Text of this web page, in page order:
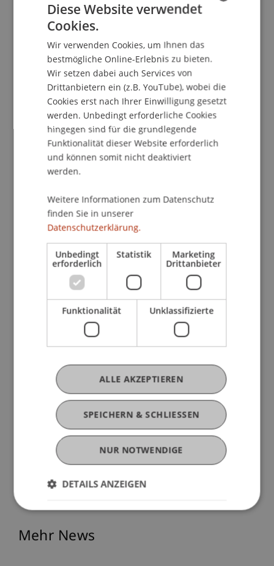
Die Ergebnisse wurden Anfang Juli 2025 im
Gemeindesaal Ruggell öffentlich vorgestellt. An
der Präsentation nahmen Vertreterinnen und
Vertreter der Verwaltung, des Gemeinderats
sowie zahlreiche interessierte Einwohnerinnen
und Einwohner teil. Der Abend bot Raum für
Diskussionen, Rückfragen und Rückmeldungen –
und wurde von allen Seiten positiv als
konstruktiver Austausch gewertet.
Gemeindevorsteher Christian Öhri würdigte die
intensive Auseinandersetzung mit der lokalen
Situation und das hohe Engagement der
Studierenden. Die vorgestellten Ansätze werden
nun von der Gemeinde weiter geprüft und
können mögliche Anknüpfungspunkte für
zukünftige Planungsprozesse bieten.
Das Projekt ist Teil des Wissens- und
Technologietransfers (WTT) an der Universität
Studierende durch forschungsbasierte Lehre
einen aktiven Beitrag zur regionalen
Raumentwicklung leisten können – und wie
Gemeinden von der Zusammenarbeit mit der
Universität profitieren.
Mehr News
Diese Website verwendet
Cookies.
Wir verwenden Cookies, um Ihnen das
bestmögliche Online-Erlebnis zu bieten.
Wir setzen dabei auch Services von
Drittanbietern ein (z.B. YouTube), wobei die
Cookies erst nach Ihrer Einwilligung gesetzt
werden. Unbedingt erforderliche Cookies
hingegen sind für die grundlegende
Funktionalität dieser Website erforderlich
und können somit nicht deaktiviert
werden.
Weitere Informationen zum Datenschutz
finden Sie in unserer
Datenschutzerklärung.
Unbedingt
erforderlich
Statistik Marketing
Drittanbieter
Funktionalität Unklassifizierte
SPEICHERN & SCHLIESSEN
ALLE AKZEPTIEREN
NUR NOTWENDIGE
DETAILS ANZEIGEN